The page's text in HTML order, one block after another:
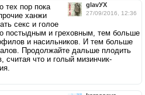
glavУХ
27/09/2016, 12:36
тех пор пока
ханжи
секс и голое
постыдным и греховным, тем больше
и насильников. И тем больше
Продолжайте дальше плодить
считая что и голый мизинчик-